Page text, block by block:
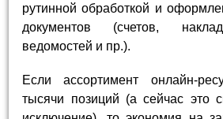
рутинной обработкой и
документов (счетов,
ведомостей и пр.).
Если ассортимент онлайн-
тысячи позиций (а сейчас это